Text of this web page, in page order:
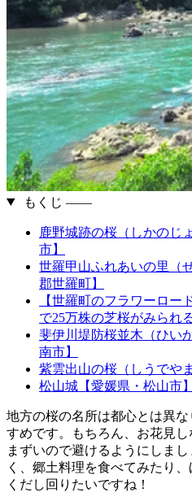
もくじ ――
鹿野城跡の桜（しかのじ
市】
世羅甲山ふれあいの里（
郡世羅町】
【世羅町のフラワーロー
で25万株の芝桜がみられ
斐伊川堤防桜並木（ひい
南市】
紫雲出山の桜（しうでや
松山城【愛媛県・松山市】
地方の桜の名所は都心とは異
すめです。もちろん、お花見
まずいので避けるようにしま
く、郷土料理を食べてみたり
くだし回りたいですね！